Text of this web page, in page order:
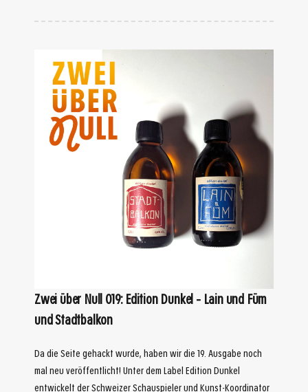
Zwei über Null 019: Edition Dunkel – Lain und Füm
und Stadtbalkon
Da die Seite gehackt wurde, haben wir die 19. Ausgabe noch
mal neu veröffentlicht! Unter dem Label Edition Dunkel
entwickelt der Schweizer Schauspieler und Kunst-Koordinator